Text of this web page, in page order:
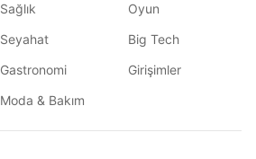
Sağlık
Seyahat
Gastronomi
Moda & Bakım
Oyun
Big Tech
Girişimler